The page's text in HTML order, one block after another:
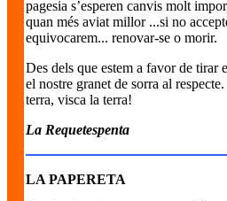
pagesia s’esperen canvis molt
quan més aviat millor ...si no
equivocarem... renovar-se o morir.
Des dels que estem a favor de tirar
el nostre granet de sorra al
terra, visca la terra!
La Requetespenta
LA PAPERETA